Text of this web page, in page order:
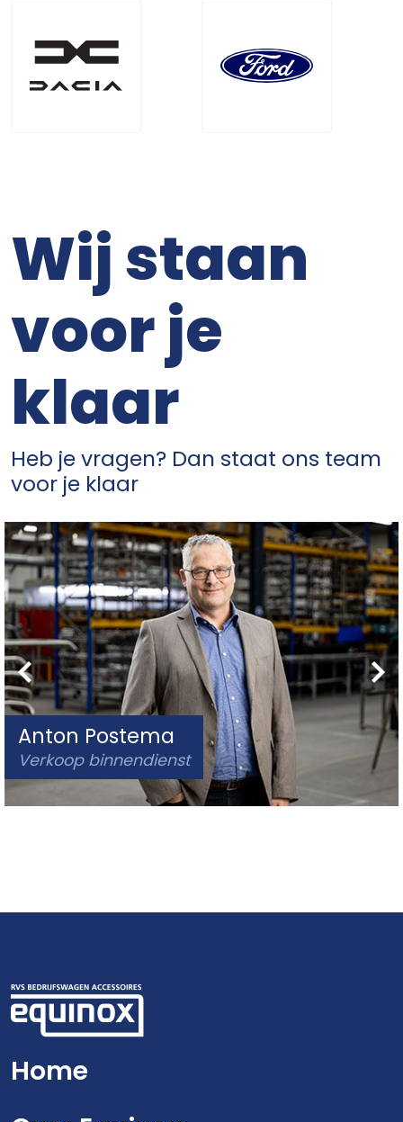
Wij staan
voor je
klaar
Heb je vragen? Dan staat ons team
voor je klaar
Anton Postema
Verkoop binnendienst
Home